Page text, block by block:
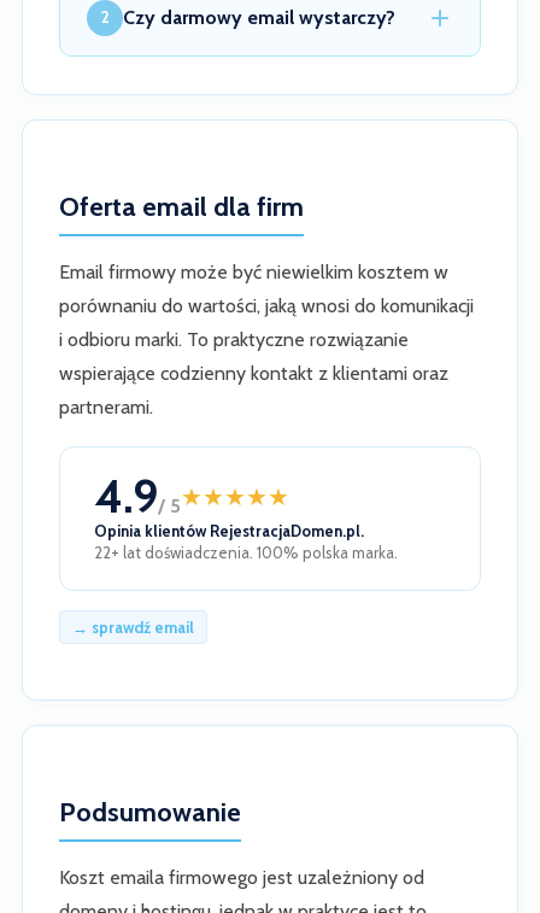
2 Czy darmowy email wystarczy?
Oferta email dla firm
Email firmowy może być niewielkim kosztem w
porównaniu do wartości, jaką wnosi do komunikacji
i odbioru marki. To praktyczne rozwiązanie
wspierające codzienny kontakt z klientami oraz
partnerami.
4.9/ 5★★★★★
Opinia klientów RejestracjaDomen.pl.
22+ lat doświadczenia. 100% polska marka.
→ sprawdź email
Podsumowanie
Koszt emaila firmowego jest uzależniony od